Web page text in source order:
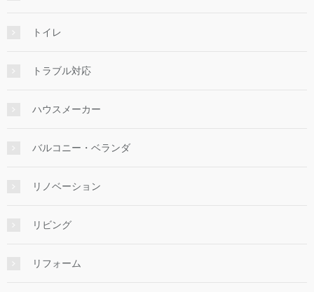
トイレ
トラブル対応
ハウスメーカー
バルコニー・ベランダ
リノベーション
リビング
リフォーム